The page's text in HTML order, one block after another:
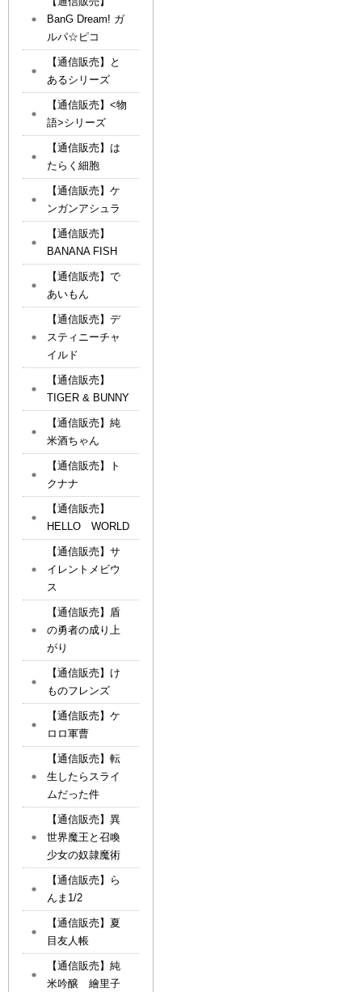
BanG Dream! ガ
ルパ☆ピコ
【通信販売】と
あるシリーズ
【通信販売】<物
語>シリーズ
【通信販売】は
たらく細胞
【通信販売】ケ
ンガンアシュラ
【通信販売】
BANANA FISH
【通信販売】で
あいもん
【通信販売】デ
スティニーチャ
イルド
【通信販売】
TIGER & BUNNY
【通信販売】純
米酒ちゃん
【通信販売】ト
クナナ
【通信販売】
HELLO WORLD
【通信販売】サ
イレントメビウ
ス
【通信販売】盾
の勇者の成り上
がり
【通信販売】け
ものフレンズ
【通信販売】ケ
ロロ軍曹
【通信販売】転
生したらスライ
ムだった件
【通信販売】異
世界魔王と召喚
少女の奴隷魔術
【通信販売】ら
んま1/2
【通信販売】夏
目友人帳
【通信販売】純
米吟醸 繪里子